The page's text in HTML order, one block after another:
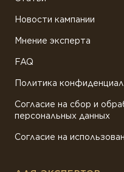
Новости кампании
Мнение эксперта
FAQ
Политика
Согласие на сбор и
персональных данных
Согласие на